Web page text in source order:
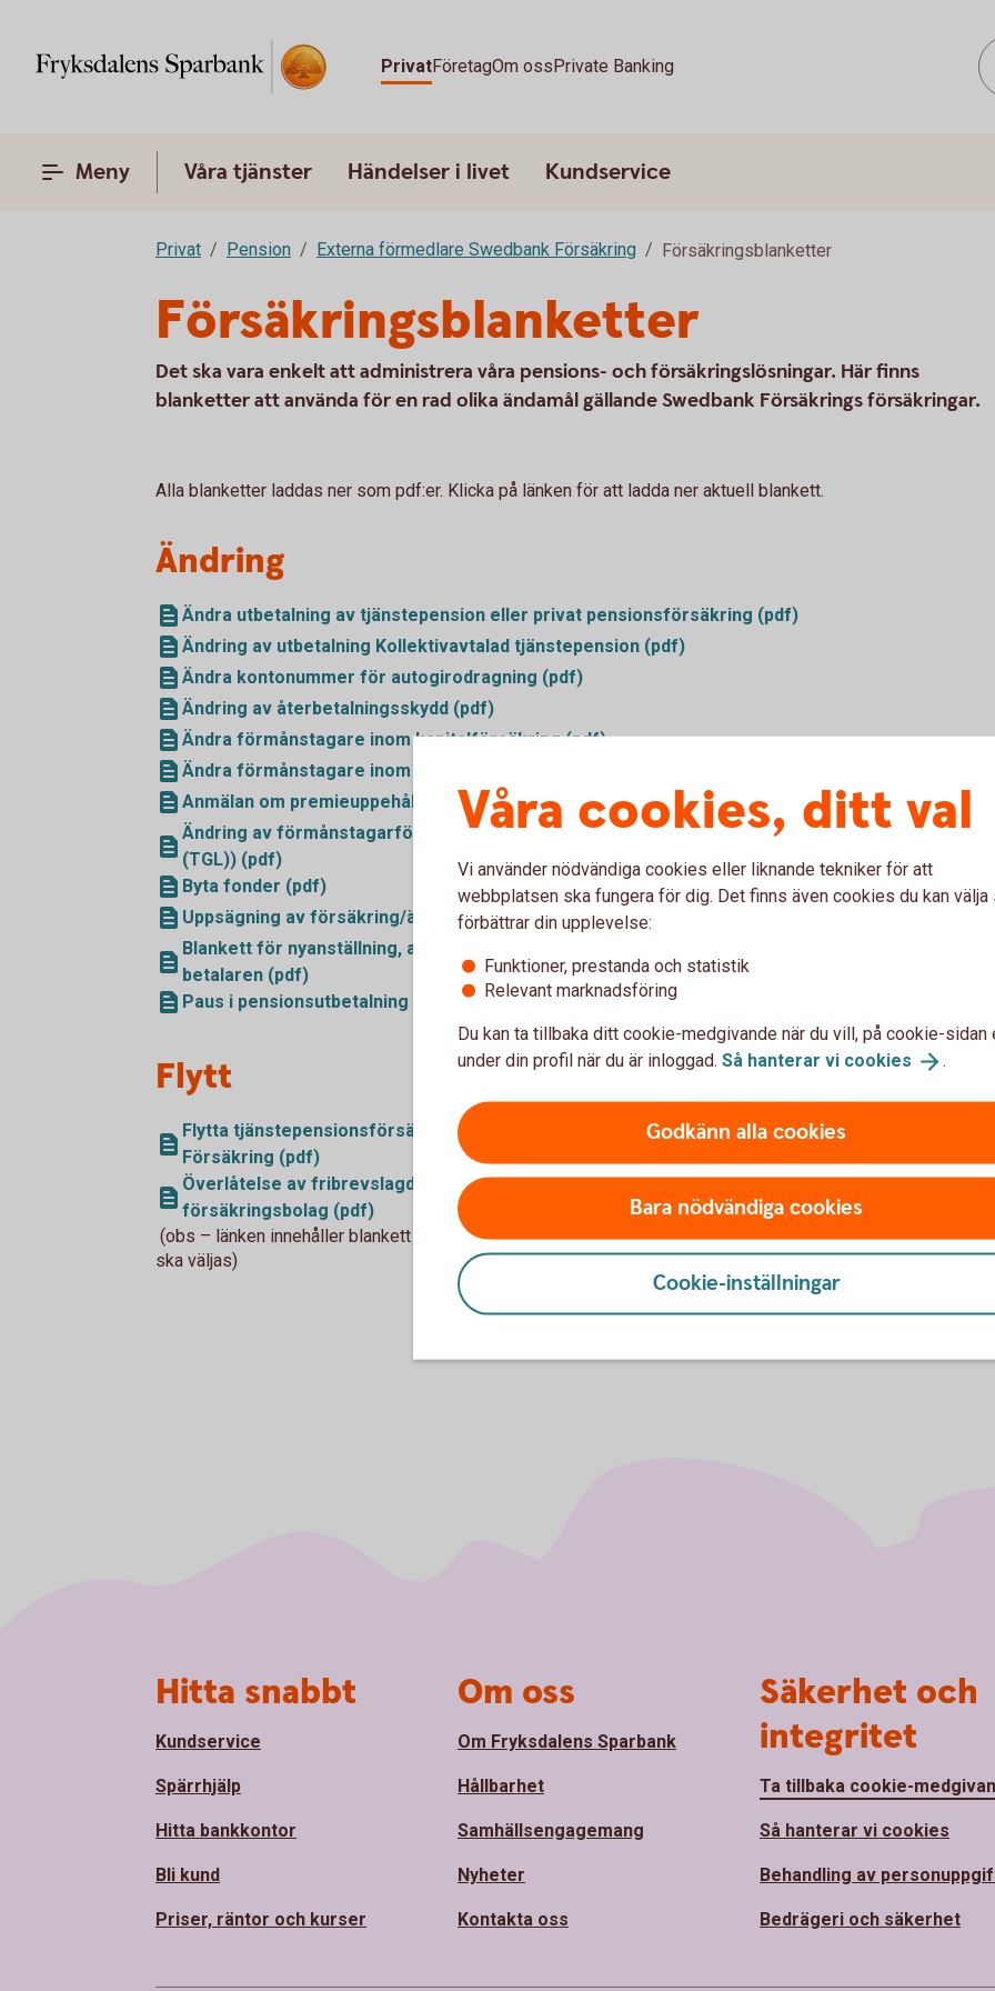
PrivatFöretagOm ossPrivate Banking
Meny Våra tjänster Händelser i livet Kundservice
Privat Pension Externa förmedlare Swedbank Försäkring Försäkringsblanketter
Försäkringsblanketter
Det ska vara enkelt att administrera våra pensions- och försäkringslösningar. Här finns
blanketter att använda för en rad olika ändamål gällande Swedbank Försäkrings försäkringar.
Alla blanketter laddas ner som pdf:er. Klicka på länken för att ladda ner aktuell blankett.
Ändring
Ändra utbetalning av tjänstepension eller privat pensionsförsäkring (pdf)
Ändring av utbetalning Kollektivavtalad tjänstepension (pdf)
Ändra kontonummer för autogirodragning (pdf)
Ändring av återbetalningsskydd (pdf)
Ändra förmånstagare inom kapitalförsäkring (pdf)
Ändra förmånstagare inom pensionsförsäkring (pdf)
Anmälan om premieuppehåll för pensionsplan (pdf)
Ändring av förmånstagarförordnande – Livförsäkring (inkl. tjänstegruppliv
(TGL)) (pdf)
Byta fonder (pdf)
Uppsägning av försäkring/ändring till fribrev (pdf)
Blankett för nyanställning, avanmälan och löneändring i pensionsplan –
betalaren (pdf)
Paus i pensionsutbetalning (pdf)
Flytt
Flytta tjänstepensionsförsäkring eller pensionsförsäkring till Swedbank
Försäkring (pdf)
Överlåtelse av fribrevslagd pensionsförsäkring i samband med flytt till annat
försäkringsbolag (pdf)
(obs – länken innehåller blankett för både företag och privatperson – endast en av dem
ska väljas)
Våra cookies, ditt val
Vi använder nödvändiga cookies eller liknande tekniker för att
webbplatsen ska fungera för dig. Det finns även cookies du kan välja
förbättrar din upplevelse:
Funktioner, prestanda och statistik
Relevant marknadsföring
Du kan ta tillbaka ditt cookie-medgivande när du vill, på cookie-sidan
under din profil när du är inloggad. Så hanterar vi cookies .
Godkänn alla cookies
Bara nödvändiga cookies
Cookie-inställningar
Hitta snabbt
Kundservice
Spärrhjälp
Hitta bankkontor
Bli kund
Priser, räntor och kurser
Om oss
Om Fryksdalens Sparbank
Hållbarhet
Samhällsengagemang
Nyheter
Kontakta oss
Säkerhet och
integritet
Ta tillbaka cookie-
Så hanterar vi cookies
Behandling av
Bedrägeri och säkerhet